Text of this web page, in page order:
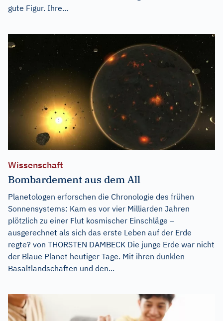
gute Figur. Ihre...
Wissenschaft
Bombardement aus dem All
Planetologen erforschen die Chronologie des frühen
Sonnensystems: Kam es vor vier Milliarden Jahren
plötzlich zu einer Flut kosmischer Einschläge –
ausgerechnet als sich das erste Leben auf der Erde
regte? von THORSTEN DAMBECK Die junge Erde war nicht
der Blaue Planet heutiger Tage. Mit ihren dunklen
Basaltlandschaften und den...